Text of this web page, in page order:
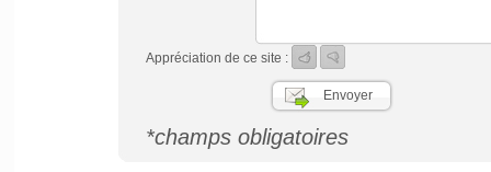
Appréciation de ce site :
*champs obligatoires